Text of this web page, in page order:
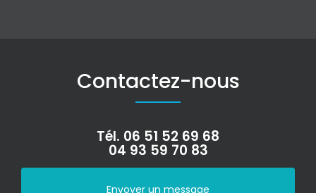
Contactez-nous
Tél. 06 51 52 69 68
04 93 59 70 83
Envoyer un message